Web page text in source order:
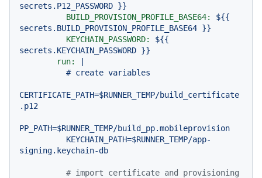
secrets.P12_PASSWORD }}
BUILD_PROVISION_PROFILE_BASE64:
${{
secrets.BUILD_PROVISION_PROFILE_BASE64 }}
KEYCHAIN_PASSWORD:
${{
secrets.KEYCHAIN_PASSWORD }}
run:
|
CERTIFICATE_PATH=$RUNNER_TEMP/build_certificate
.p12
PP_PATH=$RUNNER_TEMP/build_pp.mobileprovision
# import certificate and provisioning